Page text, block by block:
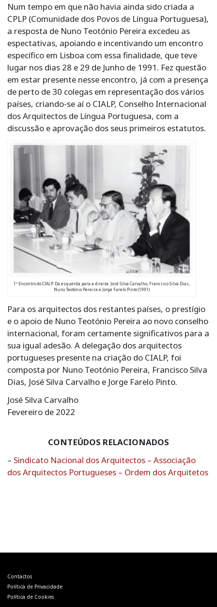
Num tempo em que não havia ainda sido criada a
CPLP (Comunidade dos Povos de Língua Portuguesa),
a resposta de Nuno Teotónio Pereira excedeu as
espectativas, apoiando e incentivando um encontro
específico em Lisboa com essa finalidade, que teve
lugar nos dias 28 e 29 de Junho de 1991. Fez questão
em estar presente nesse encontro, já com a presença
de perto de 30 colegas em representação dos vários
países, criando-se aí o CIALP, Conselho Internacional
dos Arquitectos de Língua Portuguesa, com a
discussão e aprovação dos seus primeiros estatutos.
1º Encontro do CIALP. Da esquerda para a direita: José Silva Carvalho, Francisco Silva Dias,
Nuno Teotónio Pereira e Jorge Farelo Pinto (1991)
Para os arquitectos dos restantes países, o prestígio
e o apoio de Nuno Teotónio Pereira ao novo conselho
internacional, foram certamente significativos para a
sua igual adesão. A delegação dos arquitectos
portugueses presente na criação do CIALP, foi
composta por Nuno Teotónio Pereira, Francisco Silva
Dias, José Silva Carvalho e Jorge Farelo Pinto.
José Silva Carvalho
Fevereiro de 2022
CONTEÚDOS RELACIONADOS
– Sindicato Nacional dos Arquitectos – Associação
dos Arquitectos Portugueses – Ordem dos Arquitetos
artigos
Contactos
Política de Privacidade
Política de Cookies